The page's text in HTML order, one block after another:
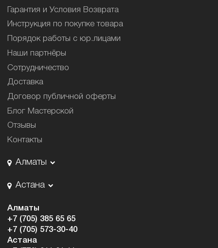
Гарантия и Условия Возврата
Инструкция по покупке товара
Порядок работы с юр.лицами
Наши партнёры
Сотрудничество
Доставка
Договор публичной оферты
Блог Мастерской
Отзывы
Контакты
Алматы
Астана
Алматы
+7 (705) 385 65 65
+7 (705) 573-30-40
Астана